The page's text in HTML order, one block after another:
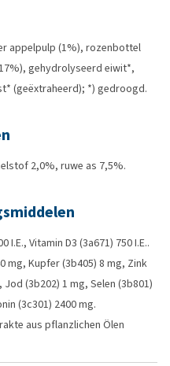
appelpulp (1%), rozenbottel
gehydrolyseerd eiwit*,
(geëxtraheerd); *) gedroogd.
2,0%, ruwe as 7,5%.
I.E., Vitamin D3 (3a671) 750 I.E..
mg, Kupfer (3b405) 8 mg, Zink
(3b202) 1 mg, Selen (3b801)
(3c301) 2400 mg.
aus pflanzlichen Ölen